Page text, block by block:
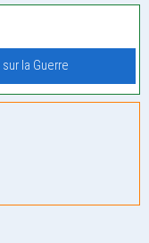
la Guerre